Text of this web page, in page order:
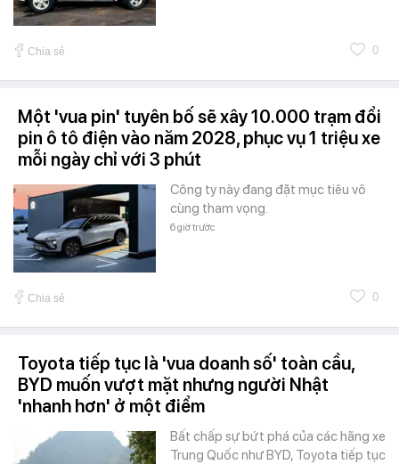
Chia sẻ 0
Một 'vua pin' tuyên bố sẽ xây 10.000 trạm đổi
pin ô tô điện vào năm 2028, phục vụ 1 triệu xe
mỗi ngày chỉ với 3 phút
Công ty này đang đặt mục tiêu vô
cùng tham vọng.
6 giờ trước
Chia sẻ 0
Toyota tiếp tục là 'vua doanh số' toàn cầu,
BYD muốn vượt mặt nhưng người Nhật
'nhanh hơn' ở một điểm
Bất chấp sự bứt phá của các hãng xe
Trung Quốc như BYD, Toyota tiếp tục